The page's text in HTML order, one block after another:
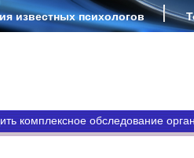
известных психологов
комплексное обследование